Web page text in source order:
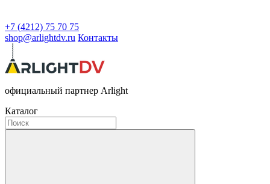
+7 (4212) 75 70 75
shop@arlightdv.ru Контакты
официальный партнер Arlight
Каталог